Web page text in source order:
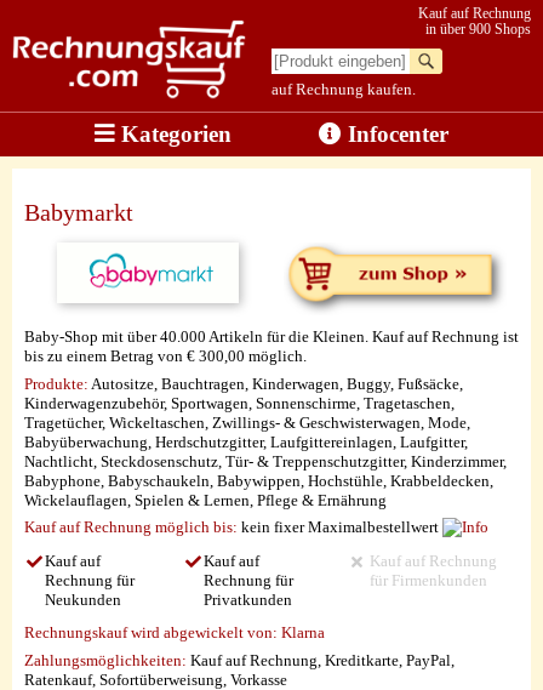
auf Rechnung kaufen.
Kauf auf Rechnung
in über 900 Shops
Kategorien Infocenter
Babymarkt
Baby-Shop mit über 40.000 Artikeln für die Kleinen. Kauf auf Rechnung ist
bis zu einem Betrag von € 300,00 möglich.
Produkte: Autositze, Bauchtragen, Kinderwagen, Buggy, Fußsäcke,
Kinderwagenzubehör, Sportwagen, Sonnenschirme, Tragetaschen,
Tragetücher, Wickeltaschen, Zwillings- & Geschwisterwagen, Mode,
Babyüberwachung, Herdschutzgitter, Laufgittereinlagen, Laufgitter,
Nachtlicht, Steckdosenschutz, Tür- & Treppenschutzgitter, Kinderzimmer,
Babyphone, Babyschaukeln, Babywippen, Hochstühle, Krabbeldecken,
Wickelauflagen, Spielen & Lernen, Pflege & Ernährung
Kauf auf Rechnung möglich bis: kein fixer Maximalbestellwert
Kauf auf
Rechnung für
Neukunden
Kauf auf
Rechnung für
Privatkunden
Kauf auf Rechnung
für Firmenkunden
Rechnungskauf wird abgewickelt von: Klarna
Zahlungsmöglichkeiten: Kauf auf Rechnung, Kreditkarte, PayPal,
Ratenkauf, Sofortüberweisung, Vorkasse